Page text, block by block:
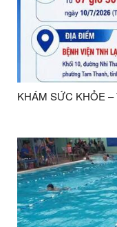
KHÁM SỨC KHỎE